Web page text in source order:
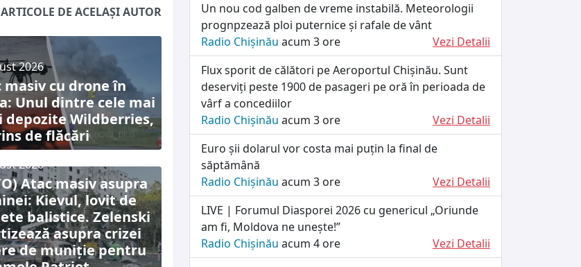
ARTICOLE DE ACELAȘI AUTOR
2026
masiv cu drone în
Unul dintre cele mai
depozite Wildberries,
de flăcări
2026
Atac masiv asupra
Kievul, lovit de
balistice. Zelenski
asupra crizei
de muniție pentru
Un nou cod galben de vreme instabilă. Meteorologii
prognpzează ploi puternice și rafale de vânt
Radio Chișinău acum 3 ore
Vezi Detalii
Flux sporit de călători pe Aeroportul Chișinău. Sunt
deserviți peste 1900 de pasageri pe oră în perioada de
vârf a concediilor
Radio Chișinău acum 3 ore
Vezi Detalii
Euro șii dolarul vor costa mai puțin la final de
săptămână
Radio Chișinău acum 3 ore
Vezi Detalii
LIVE | Forumul Diasporei 2026 cu genericul „Oriunde
am fi, Moldova ne unește!”
Radio Chișinău acum 4 ore
Vezi Detalii